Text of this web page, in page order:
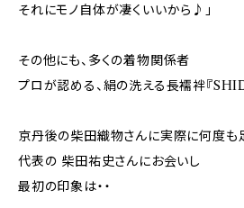
それにモノ自体が凄くいいから♪」
その他にも、多くの着物関係者
プロが認める、絹の洗える長襦袢『
京丹後の柴田織物さんに実際に何度も
代表の 柴田祐史さんにお会いし
最初の印象は・・